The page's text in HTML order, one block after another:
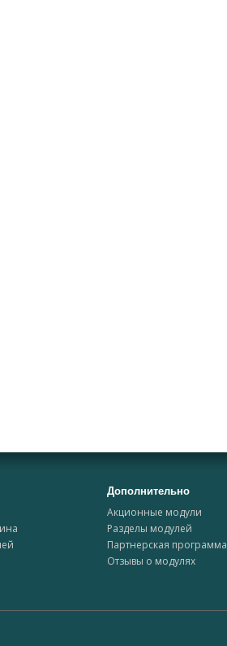
Дополнительно
Акционные модули
Разделы модулей
Партнерская программа
Отзывы о модулях